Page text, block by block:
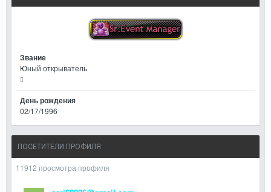
Звание
Юный открыватель
День рождения
02/17/1996
ПОСЕТИТЕЛИ ПРОФИЛЯ
11912 просмотра профиля